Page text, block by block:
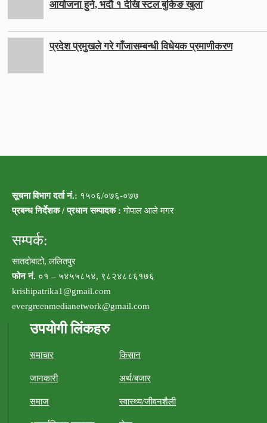
आयोजना हुने, भदौ १ देखि स्टल बुकिङ खुला
प्रदेश प्रमुखले गरे गाँजासम्बन्धी विधेयक प्रमाणीकरण
सूचना विभाग दर्ता नं.: १५०६/०७६-०७७
प्रबन्ध निर्देशक / प्रधान सम्पादक : गोपाल आले मगर
सम्पर्क:
सातदोबाटो, ललितपुर
फोन नं. ०१ – ५४५५८५४, ९८२४८८६१७६
krishipatrika1@gmail.com
evergreenmedianetwork@gmail.com
उपयोगी लिंकहरु
समाचार किसान
जानकारी अर्थ/बजार
समाज स्वास्थ्य/जीवनशैली